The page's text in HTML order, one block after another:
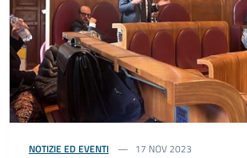
NOTIZIE ED EVENTI 17 NOV 2023